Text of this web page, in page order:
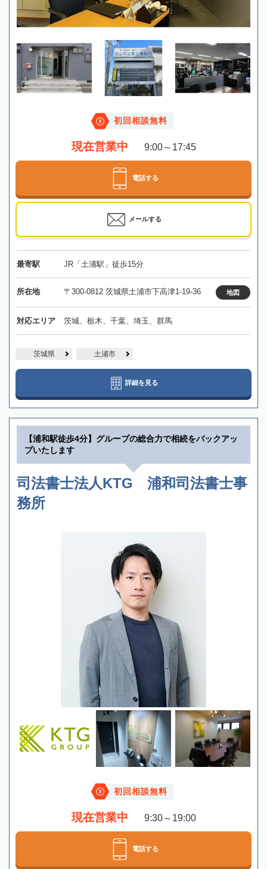
初回相談無料
現在営業中 9:00～17:45
電話する
メールする
最寄駅 JR「土浦駅」徒歩15分
所在地 〒300-0812 茨城県土浦市下高津1-19-36 地図
対応エリア 茨城、栃木、千葉、埼玉、群馬
茨城県 土浦市
詳細を見る
【浦和駅徒歩4分】グループの総合力で相続をバックアッ
プいたします
司法書士法人KTG 浦和司法書士事
務所
初回相談無料
現在営業中 9:30～19:00
電話する